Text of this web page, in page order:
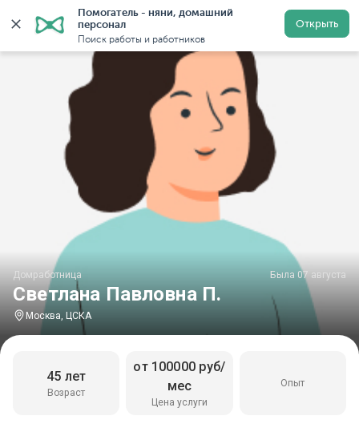
Помогатель - няни, домашний
персонал
Поиск работы и работников
Открыть
Главная Домработницы Домработницы в Москве
Светлана Павловна П.
Домработница Была 07 августа
Москва, ЦСКА
Возраст
45 лет
Цена услуги
от 100000 руб/
мес
Опыт